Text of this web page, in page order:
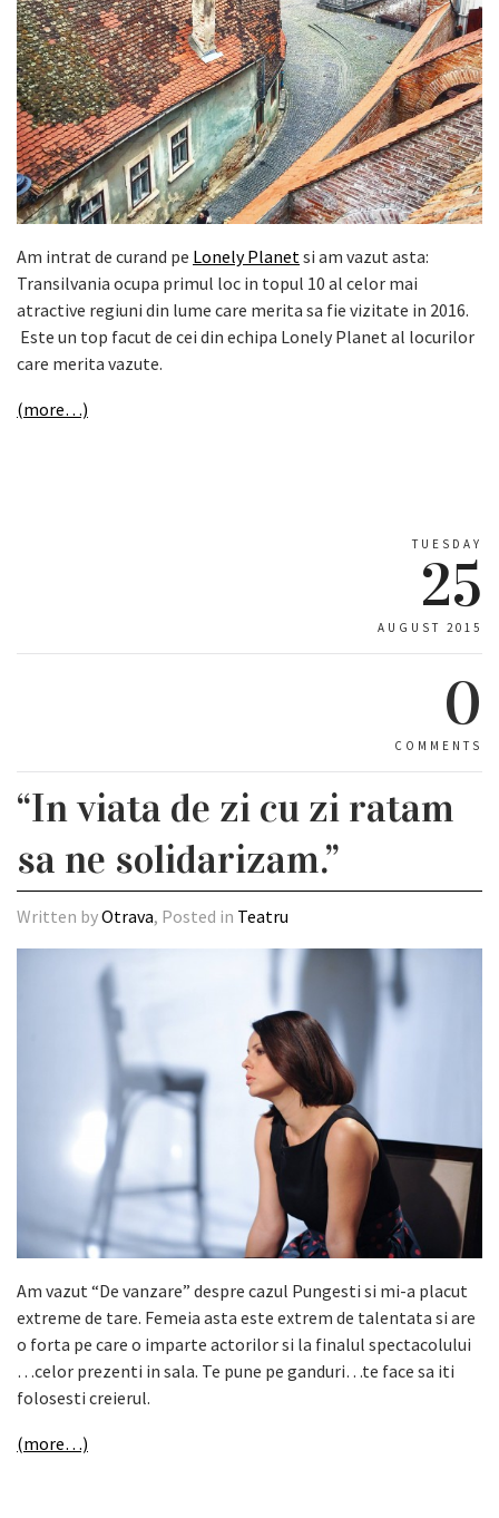
Am intrat de curand pe Lonely Planet si am vazut asta:
Transilvania ocupa primul loc in topul 10 al celor mai
atractive regiuni din lume care merita sa fie vizitate in 2016.
Este un top facut de cei din echipa Lonely Planet al locurilor
care merita vazute.
(more…)
TUESDAY
25
AUGUST 2015
0
COMMENTS
“In viata de zi cu zi ratam
sa ne solidarizam.”
Written byOtrava, Posted in Teatru
Am vazut “De vanzare” despre cazul Pungesti si mi-a placut
extreme de tare. Femeia asta este extrem de talentata si are
o forta pe care o imparte actorilor si la finalul spectacolului
…celor prezenti in sala. Te pune pe ganduri…te face sa iti
folosesti creierul.
(more…)